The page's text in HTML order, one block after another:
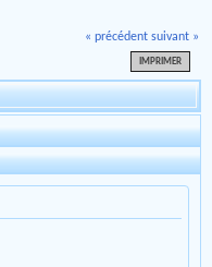
« précédent suivant »
IMPRIMER